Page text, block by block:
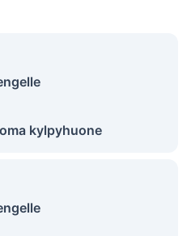
kylpyhuone